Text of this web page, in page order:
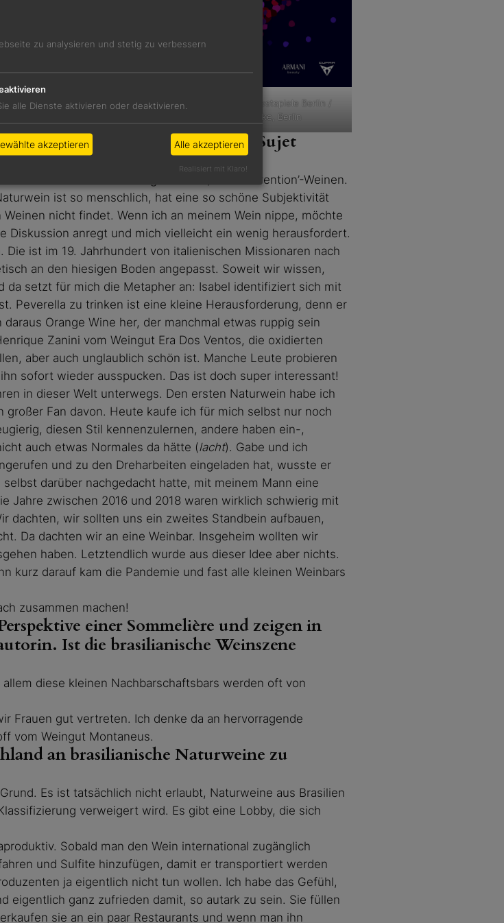
© Isabel Filme
© Internationale Filmfestspiele Berlin /
Claudia Schramke, Berlin
oder wie sind Sie auf dieses Sujet
zu handwerklich hergestellten ‚low intervention’-Weinen.
ist so menschlich, hat eine so schöne Subjektivität
nicht findet. Wenn ich an meinem Wein nippe, möchte
Diskussion anregt und mich vielleicht ein wenig herausfordert.
ist im 19. Jahrhundert von italienischen Missionaren nach
an den hiesigen Boden angepasst. Soweit wir wissen,
da setzt für mich die Metapher an: Isabel identifiziert sich mit
Peverella zu trinken ist eine kleine Herausforderung, denn er
daraus Orange Wine her, der manchmal etwas ruppig sein
Zanini vom Weingut Era Dos Ventos, die oxidierten
aber auch unglaublich schön ist. Manche Leute probieren
sofort wieder ausspucken. Das ist doch super interessant!
in dieser Welt unterwegs. Den ersten Naturwein habe ich
Fan davon. Heute kaufe ich für mich selbst nur noch
diesen Stil kennenzulernen, andere haben ein-,
auch etwas Normales da hätte (lacht). Gabe und ich
und zu den Dreharbeiten eingeladen hat, wusste er
darüber nachgedacht hatte, mit meinem Mann eine
Jahre zwischen 2016 und 2018 waren wirklich schwierig mit
dachten, wir sollten uns ein zweites Standbein aufbauen,
Da dachten wir an eine Weinbar. Insgeheim wollten wir
haben. Letztendlich wurde aus dieser Idee aber nichts.
kurz darauf kam die Pandemie und fast alle kleinen Weinbars
zusammen machen!
einer Sommelière und zeigen in
Ist die brasilianische Weinszene
diese kleinen Nachbarschaftsbars werden oft von
Frauen gut vertreten. Ich denke da an hervorragende
vom Weingut Montaneus.
an brasilianische Naturweine zu
Es ist tatsächlich nicht erlaubt, Naturweine aus Brasilien
verweigert wird. Es gibt eine Lobby, die sich
Sobald man den Wein international zugänglich
und Sulfite hinzufügen, damit er transportiert werden
ja eigentlich nicht tun wollen. Ich habe das Gefühl,
eigentlich ganz zufrieden damit, so autark zu sein. Sie füllen
sie an ein paar Restaurants und wenn man ihn
zu analysieren und stetig zu verbessern
alle Dienste aktivieren oder deaktivieren.
akzeptieren Alle akzeptieren
Realisiert mit Klaro!